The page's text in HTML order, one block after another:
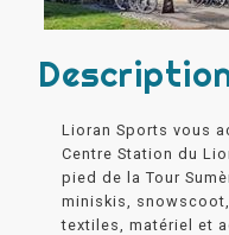
Lioran Sports vous
Centre Station du
pied de la Tour
miniskis,
textiles, matériel et